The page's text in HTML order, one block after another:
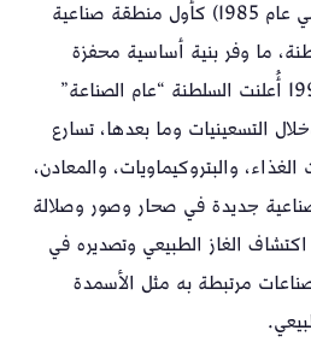
عام 1983 (وافتتاحها الرسمي عام 1985) كأول منطقة صناعية
ما وفر بنية أساسية محفزة
لتوسع المصانع. وفي عام 1991 أُعلنت السلطنة “عام الصناعة”
التسعينيات وما بعدها، تسارع
والبتروكيماويات، والمعادن،
جديدة في صحار وصور وصلالة
الغاز الطبيعي وتصديره في
مرتبطة به مثل الأسمدة